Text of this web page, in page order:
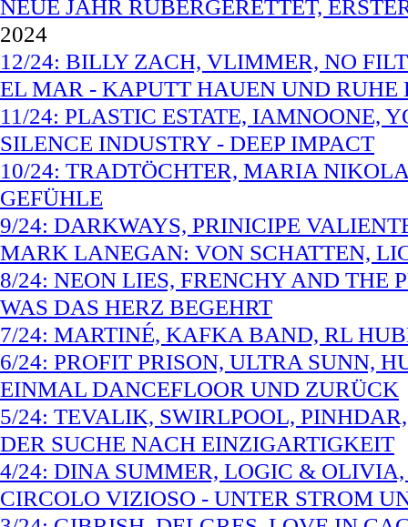
NEUE JAHR RÜBERGERETTET,
2024
12/24: BILLY ZACH, VLIMMER, NO
EL MAR - KAPUTT HAUEN UND RUHE
11/24: PLASTIC ESTATE, IAMNOONE,
SILENCE INDUSTRY - DEEP IMPACT
10/24: TRADTÖCHTER, MARIA
GEFÜHLE
9/24: DARKWAYS, PRINICIPE
MARK LANEGAN: VON SCHATTEN,
8/24: NEON LIES, FRENCHY AND THE
WAS DAS HERZ BEGEHRT
7/24: MARTINÉ, KAFKA BAND, RL
6/24: PROFIT PRISON, ULTRA SUNN,
EINMAL DANCEFLOOR UND ZURÜCK
5/24: TEVALIK, SWIRLPOOL,
DER SUCHE NACH EINZIGARTIGKEIT
4/24: DINA SUMMER, LOGIC &
CIRCOLO VIZIOSO - UNTER STROM